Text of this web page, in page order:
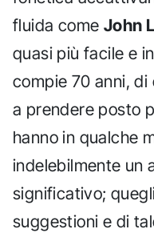
fluida come John
quasi più facile e
compie 70 anni,
a prendere posto
hanno in qualche
indelebilmente un
significativo;
suggestioni e di